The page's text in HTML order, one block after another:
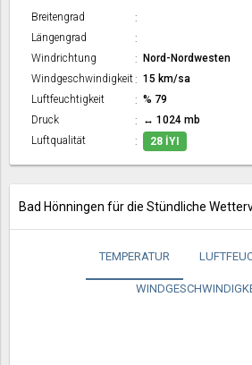
Breitengrad
Längengrad
Windrichtung
Nord-Nordwesten
Windgeschwindigkeit
15 km/sa
Luftfeuchtigkeit
% 79
Druck
↔ 1024 mb
Luftqualität
28 İYI
Bad Hönningen für die Stündliche
TEMPERATUR